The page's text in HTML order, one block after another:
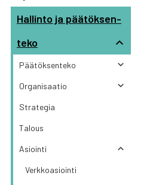
Hal­lin­to ja pää­tök­sen­
te­ko
Pää­tök­sen­te­ko
Orga­ni­saa­tio
Stra­te­gia
Talous
Asioin­ti
Verk­ko­asioin­ti